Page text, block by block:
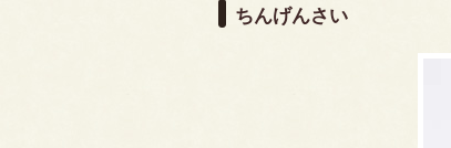
ちんげんさい